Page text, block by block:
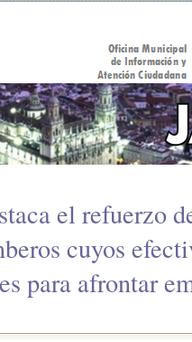
el refuerzo
cuyos
para afrontar